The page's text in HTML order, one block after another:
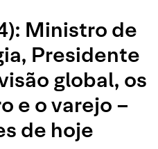
Ministro de
Presidente
global, os
e o varejo –
de hoje